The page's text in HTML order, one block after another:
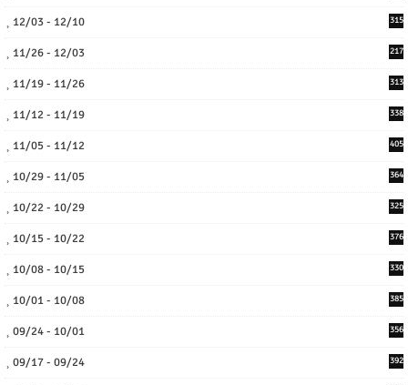
12/03 - 12/10 315
11/26 - 12/03 217
11/19 - 11/26 313
11/12 - 11/19 338
11/05 - 11/12 405
10/29 - 11/05 364
10/22 - 10/29 325
10/15 - 10/22 376
10/08 - 10/15 330
10/01 - 10/08 385
09/24 - 10/01 356
09/17 - 09/24 392